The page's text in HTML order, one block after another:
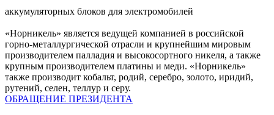
аккумуляторных блоков для электромобилей
«Норникель» является ведущей компанией в российской
горно-металлургической отрасли и крупнейшим мировым
производителем палладия и высокосортного никеля, а также
крупным производителем платины и меди. «Норникель»
также производит кобальт, родий, серебро, золото, иридий,
рутений, селен, теллур и серу.
ОБРАЩЕНИЕ ПРЕЗИДЕНТА